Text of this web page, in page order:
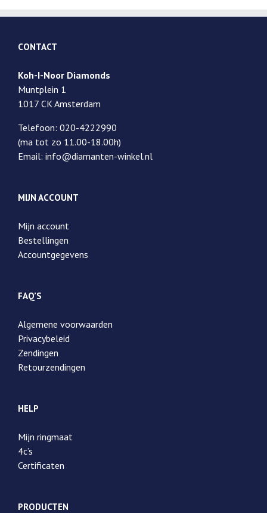
CONTACT
Koh-I-Noor Diamonds
Muntplein 1
1017 CK Amsterdam
Telefoon: 020-4222990
(ma tot zo 11.00-18.00h)
Email: info@diamanten-winkel.nl
MIJN ACCOUNT
Mijn account
Bestellingen
Accountgegevens
FAQ’S
Algemene voorwaarden
Privacybeleid
Zendingen
Retourzendingen
HELP
Mijn ringmaat
4c’s
Certificaten
PRODUCTEN